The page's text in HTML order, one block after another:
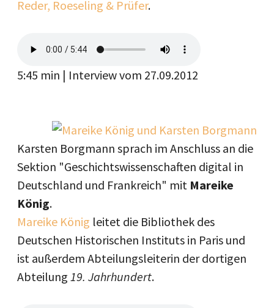
Reder, Roeseling & Prüfer.
5:45 min | Interview vom 27.09.2012
Karsten Borgmann sprach im Anschluss an die
Sektion "Geschichtswissenschaften digital in
Deutschland und Frankreich" mit Mareike
König.
Mareike König leitet die Bibliothek des
Deutschen Historischen Instituts in Paris und
ist außerdem Abteilungsleiterin der dortigen
Abteilung 19. Jahrhundert.